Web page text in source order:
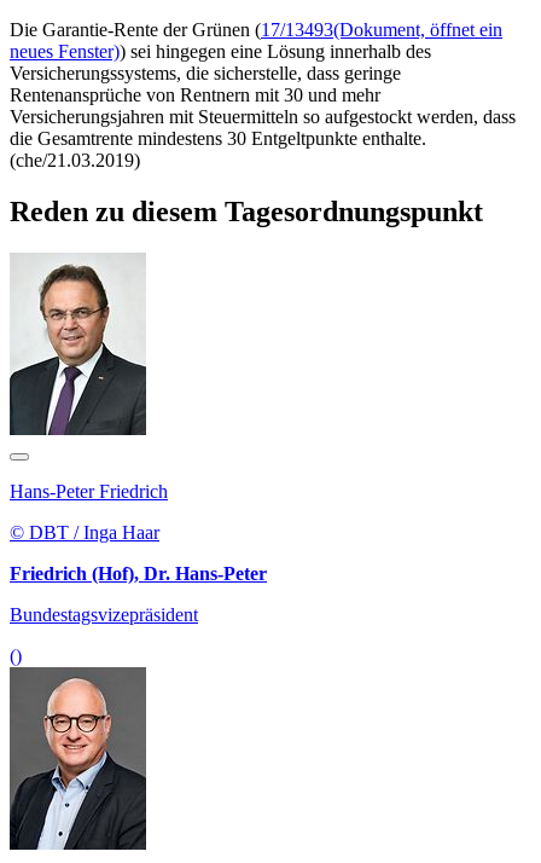
Die Garantie-Rente der Grünen (17/13493(Dokument, öffnet ein
neues Fenster)) sei hingegen eine Lösung innerhalb des
Versicherungssystems, die sicherstelle, dass geringe
Rentenansprüche von Rentnern mit 30 und mehr
Versicherungsjahren mit Steuermitteln so aufgestockt werden, dass
die Gesamtrente mindestens 30 Entgeltpunkte enthalte.
(che/21.03.2019)
Reden zu diesem Tagesordnungspunkt
Hans-Peter Friedrich
© DBT / Inga Haar
Friedrich (Hof), Dr. Hans-Peter
Bundestagsvizepräsident
()